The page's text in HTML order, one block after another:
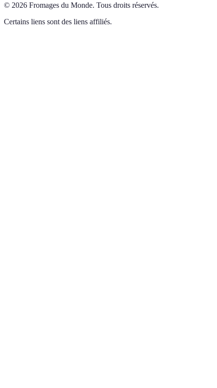
© 2026 Fromages du Monde. Tous droits réservés.
Certains liens sont des liens affiliés.